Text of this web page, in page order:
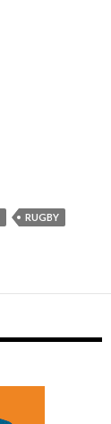
RUGBY